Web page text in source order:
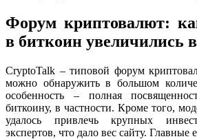
Форум криптовалют:
в биткоин увеличились
CryptoTalk – типовой форум
можно обнаружить в большом
особенность – полная
биткоину, в частности. Кроме того,
удалось привлечь крупных
экспертов, что дало вес сайту. Главные